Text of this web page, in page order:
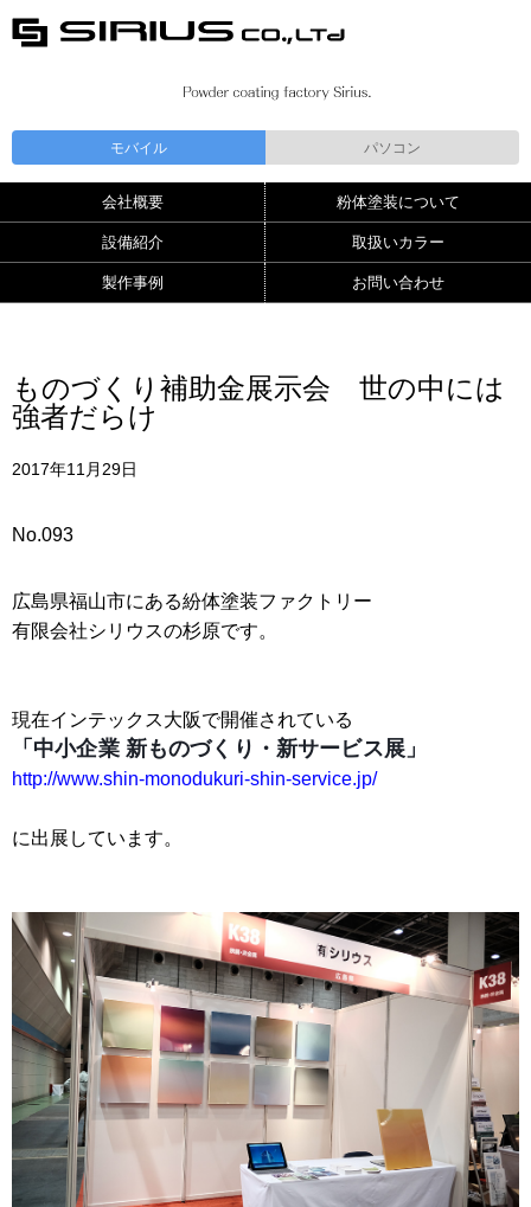
モバイル パソコン
会社概要 粉体塗装について
設備紹介 取扱いカラー
製作事例 お問い合わせ
ものづくり補助金展示会 世の中には
強者だらけ
2017年11月29日
No.093
広島県福山市にある紛体塗装ファクトリー
有限会社シリウスの杉原です。
現在インテックス大阪で開催されている
「中小企業 新ものづくり・新サービス展」
http://www.shin-monodukuri-shin-service.jp/
に出展しています。